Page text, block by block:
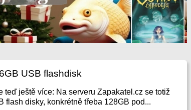
USB flashdisk
teď ještě více: Na serveru Zapakatel.cz se totiž
flash disky, konkrétně třeba 128GB pod...